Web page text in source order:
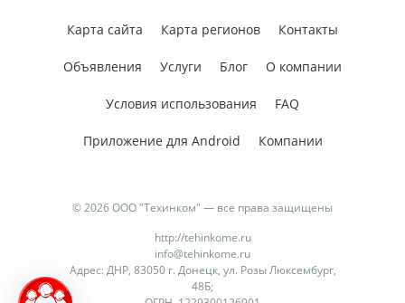
© 2026 ООО "Техинком" — все права защищены
http://tehinkome.ru
info@tehinkome.ru
Адрес: ДНР, 83050 г. Донецк, ул. Розы Люксембург,
48Б;
Карта сайта Карта регионов Контакты
Объявления Услуги Блог О компании
Условия использования FAQ
Приложение для Android Компании